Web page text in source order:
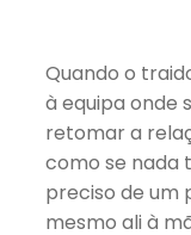
Quando o
à equipa onde
retomar a
como se nada
preciso de um
mesmo ali à